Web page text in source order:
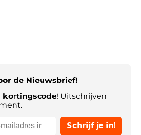
de Nieuwsbrief!
kortingscode! Uitschrijven